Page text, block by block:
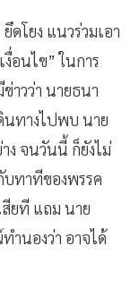
ดโยง แนวร่วมเอา
อนไข” ในการ
าวว่า นายธนา
นทางไปพบ นาย
ง จนวันนี้ ก็ยังไม่
บทาทีของพรรค
สียที แถม นาย
ำนองว่า อาจได้